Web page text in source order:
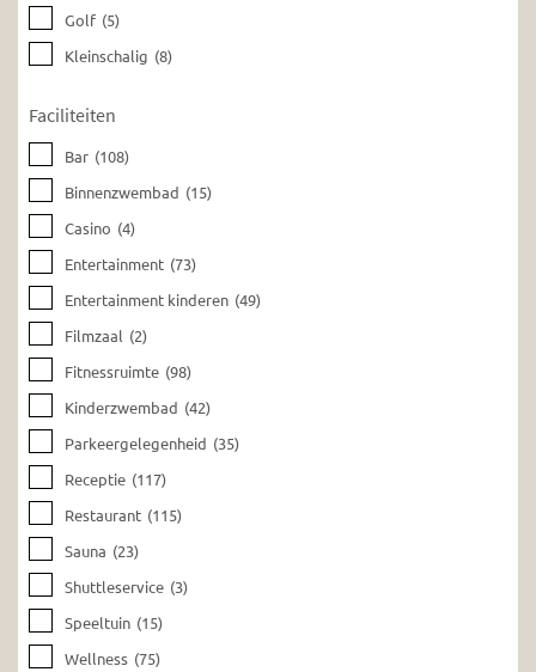
Golf (5)
Kleinschalig (8)
Faciliteiten
Bar (108)
Binnenzwembad (15)
Casino (4)
Entertainment (73)
Entertainment kinderen (49)
Filmzaal (2)
Fitnessruimte (98)
Kinderzwembad (42)
Parkeergelegenheid (35)
Receptie (117)
Restaurant (115)
Sauna (23)
Shuttleservice (3)
Speeltuin (15)
Wellness (75)